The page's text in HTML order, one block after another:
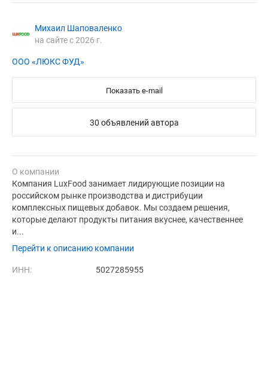
Михаил Шаповаленко
на сайте с 2026 г.
ООО «ЛЮКС ФУД»
Показать e-mail
30 объявлений автора
О компании
Компания LuxFood занимает лидирующие позиции на
российском рынке производства и дистрибуции
комплексных пищевых добавок. Мы создаем решения,
которые делают продукты питания вкуснее, качественнее
и...
Перейти к описанию компании
ИНН: 5027285955